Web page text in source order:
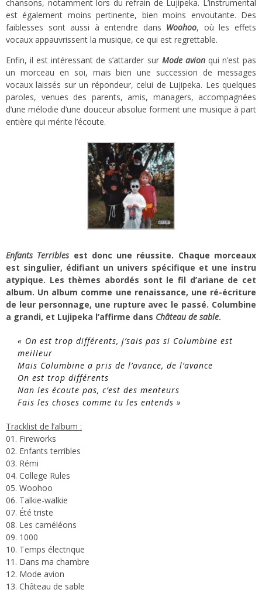
chansons, notamment lors du refrain de Lujipeka. L’instrumental
est également moins pertinente, bien moins envoutante. Des
faiblesses sont aussi à entendre dans Woohoo, où les effets
vocaux appauvrissent la musique, ce qui est regrettable.
Enfin, il est intéressant de s’attarder sur Mode avionqui n’est pas
un morceau en soi, mais bien une succession de messages
vocaux laissés sur un répondeur, celui de Lujipeka. Les quelques
paroles, venues des parents, amis, managers, accompagnées
d’une mélodie d’une douceur absolue forment une musique à part
entière qui mérite l’écoute.
Enfants Terriblesest donc une réussite. Chaque morceaux
est singulier, édifiant un univers spécifique et une instru
atypique. Les thèmes abordés sont le fil d’ariane de cet
album. Un album comme une renaissance, une ré-écriture
de leur personnage, une rupture avec le passé. Columbine
a grandi, et Lujipeka l’affirme dans Château de sable.
« On est trop différents, j’sais pas si Columbine est
meilleur
Mais Columbine a pris de l’avance, de l’avance
On est trop différents
Nan les écoute pas, c’est des menteurs
Fais les choses comme tu les entends »
Tracklist de l’album :
01. Fireworks
02. Enfants terribles
03. Rémi
04. College Rules
05. Woohoo
06. Talkie-walkie
07. Été triste
08. Les caméléons
09. 1000
10. Temps électrique
11. Dans ma chambre
12. Mode avion
13. Château de sable